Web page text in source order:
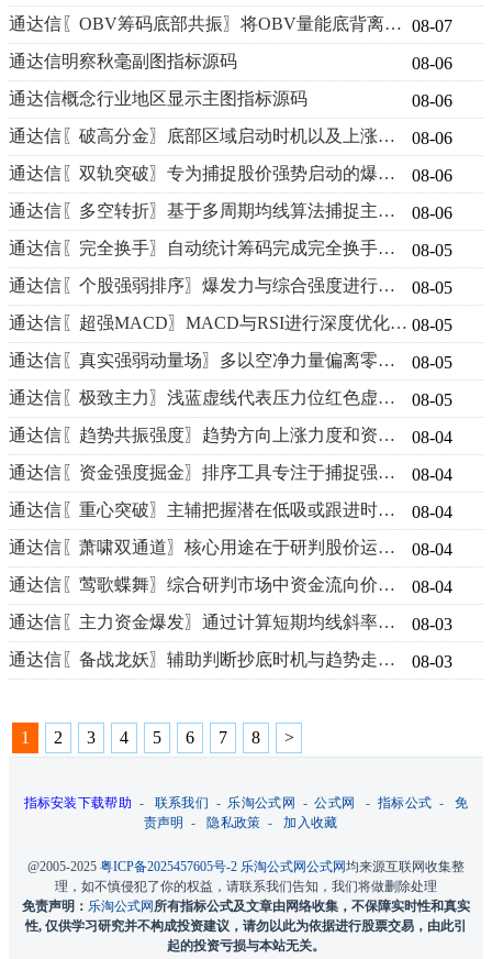
通达信〖OBV筹码底部共振〗将OBV量能底背离与筹码结构金叉作为双重共振条件源码
08-07
通达信明察秋毫副图指标源码
08-06
通达信概念行业地区显示主图指标源码
08-06
通达信〖破高分金〗底部区域启动时机以及上涨后回踩确认节点源码
08-06
通达信〖双轨突破〗专为捕捉股价强势启动的爆发点主副图源码
08-06
通达信〖多空转折〗基于多周期均线算法捕捉主力资金动向副图源码
08-06
通达信〖完全换手〗自动统计筹码完成完全换手次数与时间周期源码
08-05
通达信〖个股强弱排序〗爆发力与综合强度进行排序和判断源码
08-05
通达信〖超强MACD〗MACD与RSI进行深度优化并叠加共振分析源码 08-05
通达信〖真实强弱动量场〗多以空净力量偏离零轴程度定义市场场强源码
08-05
通达信〖极致主力〗浅蓝虚线代表压力位红色虚线代表支撑位源码
08-05
通达信〖趋势共振强度〗趋势方向上涨力度和资金进出主动三维源度码
08-04
通达信〖资金强度掘金〗排序工具专注于捕捉强势股起爆点源码
08-04
通达信〖重心突破〗主辅把握潜在低吸或跟进时机源码
08-04
通达信〖萧啸双通道〗核心用途在于研判股价运行轨道捕捉短线买卖时点源码
08-04
通达信〖莺歌蝶舞〗综合研判市场中资金流向价格动能及中长期趋势源码
08-04
通达信〖主力资金爆发〗通过计算短期均线斜率变化和价格突破强度源码
08-03
通达信〖备战龙妖〗辅助判断抄底时机与趋势走向副图源码
08-03
1 2 3 4 5 6 7 8 >
指标安装下载帮助 - 联系我们 - 乐淘公式网 -公式网 -指标公式 -免
责声明
- 隐私政策 -加入收藏
@2005-2025 粤ICP备2025457605号-2 乐淘公式网公式网均来源互联网收集整
理，如不慎侵犯了你的权益，请联系我们告知，我们将做删除处理
免责声明： 乐淘公式网 所有指标公式及文章由网络收集，不保障实时性和真实
性, 仅供学习研究并不构成投资建议，请勿以此为依据进行股票交易，由此引
起的投资亏损与本站无关。